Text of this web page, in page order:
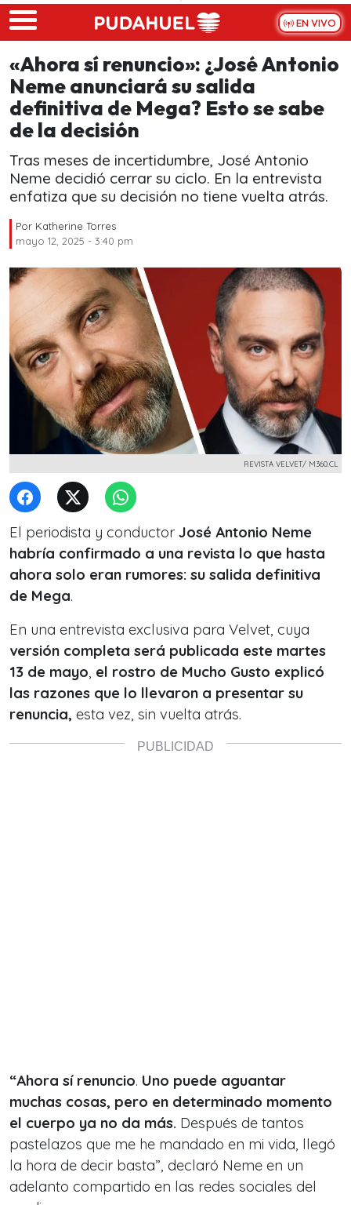
Skip to main content
EN VIVO
«Ahora sí renuncio»: ¿José Antonio
Neme anunciará su salida
definitiva de Mega? Esto se sabe
de la decisión
Tras meses de incertidumbre, José Antonio
Neme decidió cerrar su ciclo. En la entrevista
enfatiza que su decisión no tiene vuelta atrás.
Por Katherine Torres
mayo 12, 2025 - 3:40 pm
REVISTA VELVET/ M360.CL
El periodista y conductor José Antonio Neme
habría confirmado a una revista lo que hasta
ahora solo eran rumores: su salida definitiva
de Mega.
En una entrevista exclusiva para Velvet, cuya
versión completa será publicada este martes
13 de mayo, el rostro de Mucho Gusto explicó
las razones que lo llevaron a presentar su
renuncia, esta vez, sin vuelta atrás.
“Ahora sí renuncio. Uno puede aguantar
muchas cosas, pero en determinado momento
el cuerpo ya no da más. Después de tantos
pastelazos que me he mandado en mi vida, llegó
la hora de decir basta”, declaró Neme en un
adelanto compartido en las redes sociales del